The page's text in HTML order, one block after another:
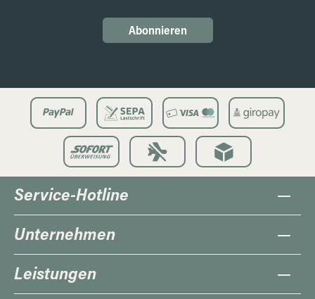
Abonnieren
Service-Hotline
Unternehmen
Leistungen